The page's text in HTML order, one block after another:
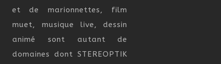
et de marionnettes, film
muet, musique live, dessin
animé sont autant de
domaines dont STEREOPTIK